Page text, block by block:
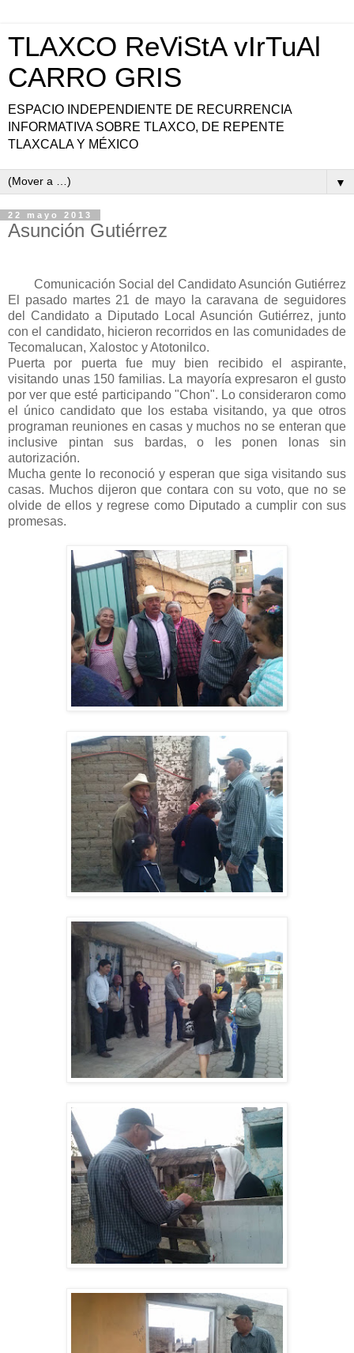
TLAXCO ReViStA vIrTuAl
CARRO GRIS
ESPACIO INDEPENDIENTE DE RECURRENCIA
INFORMATIVA SOBRE TLAXCO, DE REPENTE
TLAXCALA Y MÉXICO
▼
22 mayo 2013
Asunción Gutiérrez
Comunicación Social del Candidato Asunción Gutiérrez
El pasado martes 21 de mayo la caravana de seguidores
del Candidato a Diputado Local Asunción Gutiérrez, junto
con el candidato, hicieron recorridos en las comunidades de
Tecomalucan, Xalostoc y Atotonilco.
Puerta por puerta fue muy bien recibido el aspirante,
visitando unas 150 familias. La mayoría expresaron el gusto
por ver que esté participando "Chon". Lo consideraron como
el único candidato que los estaba visitando, ya que otros
programan reuniones en casas y muchos no se enteran que
inclusive pintan sus bardas, o les ponen lonas sin
autorización.
Mucha gente lo reconoció y esperan que siga visitando sus
casas. Muchos dijeron que contara con su voto, que no se
olvide de ellos y regrese como Diputado a cumplir con sus
promesas.